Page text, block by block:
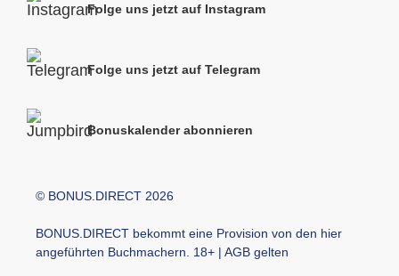
Folge uns jetzt auf Instagram
Folge uns jetzt auf Telegram
Bonuskalender abonnieren
© BONUS.DIRECT 2026
BONUS.DIRECT bekommt eine Provision von den hier
angeführten Buchmachern. 18+ | AGB gelten